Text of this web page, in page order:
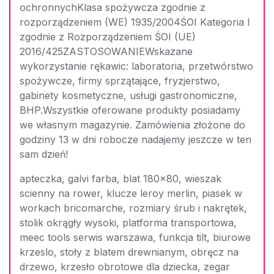
ochronnychKlasa spożywcza zgodnie z
rozporządzeniem (WE) 1935/2004ŚOI Kategoria I
zgodnie z Rozporządzeniem ŚOI (UE)
2016/425ZASTOSOWANIEWskazane
wykorzystanie rękawic: laboratoria, przetwórstwo
spożywcze, firmy sprzątające, fryzjerstwo,
gabinety kosmetyczne, usługi gastronomiczne,
BHP.Wszystkie oferowane produkty posiadamy
we własnym magazynie. Zamówienia złożone do
godziny 13 w dni robocze nadajemy jeszcze w ten
sam dzień!
apteczka, galvi farba, blat 180×80, wieszak
scienny na rower, klucze leroy merlin, piasek w
workach bricomarche, rozmiary śrub i nakrętek,
stolik okrągły wysoki, platforma transportowa,
meec tools serwis warszawa, funkcja tilt, biurowe
krzeslo, stoły z blatem drewnianym, obręcz na
drzewo, krzesło obrotowe dla dziecka, zegar